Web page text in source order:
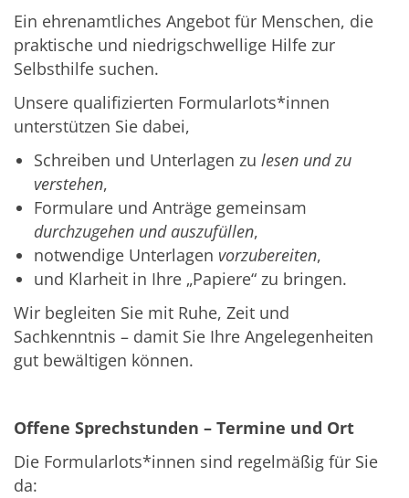
Ein ehrenamtliches Angebot für Menschen, die
praktische und niedrigschwellige Hilfe zur
Selbsthilfe suchen.
Unsere qualifizierten Formularlots*innen
unterstützen Sie dabei,
Schreiben und Unterlagen zu lesen und zu
verstehen,
Formulare und Anträge gemeinsam
durchzugehen und auszufüllen,
notwendige Unterlagen vorzubereiten,
und Klarheit in Ihre „Papiere“ zu bringen.
Wir begleiten Sie mit Ruhe, Zeit und
Sachkenntnis – damit Sie Ihre Angelegenheiten
gut bewältigen können.
Offene Sprechstunden – Termine und Ort
Die Formularlots*innen sind regelmäßig für Sie
da: